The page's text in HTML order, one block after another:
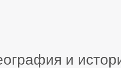
и